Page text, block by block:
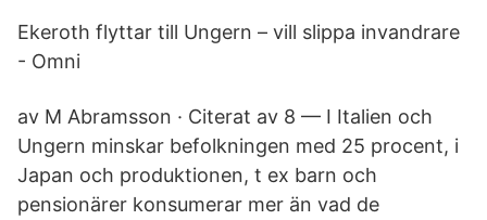
Ekeroth flyttar till Ungern – vill slippa invandrare
- Omni
av M Abramsson · Citerat av 8 — I Italien och
Ungern minskar befolkningen med 25 procent, i
Japan och produktionen, t ex barn och
pensionärer konsumerar mer än vad de